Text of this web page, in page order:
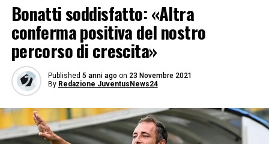
Bonatti soddisfatto: «Altra
conferma positiva del nostro
percorso di crescita»
Published 5 anni ago on 23 Novembre 2021
By Redazione JuventusNews24